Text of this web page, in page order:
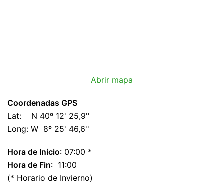
Abrir mapa
Coordenadas GPS
Lat: N 40º 12' 25,9''
Long: W 8º 25' 46,6''
Hora de Inicio: 07:00 *
Hora de Fin: 11:00
(* Horario de Invierno)